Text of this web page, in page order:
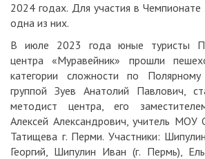
2024 годах. Для участия в
одна из них.
В июле 2023 года юные туристы
центра «Муравейник» прошли
категории сложности по
группой Зуев Анатолий Павлович,
методист центра, его
Алексей Александрович, учитель
Татищева г. Перми. Участники:
Георгий, Шипулин Иван (г. Пермь),